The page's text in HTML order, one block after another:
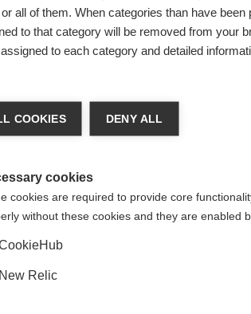
wechseln
States (English)
Ja, ich möchte umgeleitet
all of them. When categories than have
to that category will be removed from your
to each category and detailed
COOKIES DENY ALL
cookies
cookies are required to provide core
without these cookies and they are enabled
New Relic